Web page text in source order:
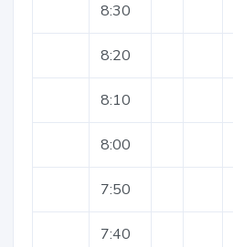
8:30
8:20
8:10
8:00
7:50
7:40